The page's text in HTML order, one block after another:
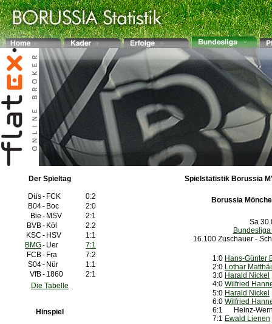
Der Spieltag
Düs- FCK
0:2
B04- Boc
2:0
Bie - MSV
2:1
BVB- Köl
2:2
KSC - HSV
1:1
BMG- Uer
7:1
FCB- Fra
7:2
S04- Nür
1:1
VfB- 1860
2:1
Die Tabelle
Hinspiel
Spielstatistik Borussia
Borussia
Sa
16.100 Zuschauer -
1:0 Hans-Günter
2:0 Lothar
3:0 Harald Nickel
4:0 Wilfried
5:0 Harald Nickel
6:0 Wilfried
6:1 Heinz-
7:1 Ewald Lienen